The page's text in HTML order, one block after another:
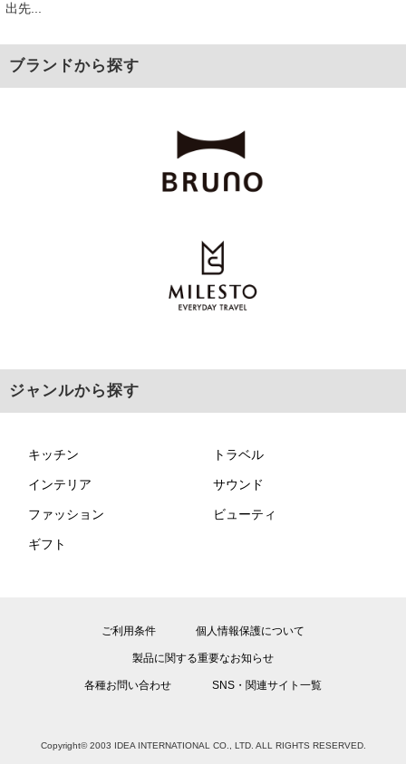
出先...
ブランドから探す
ジャンルから探す
キッチン トラベル
インテリア サウンド
ファッション ビューティ
ギフト
ご利用条件 個人情報保護について
製品に関する重要なお知らせ
各種お問い合わせ SNS・関連サイト一覧
Copyright© 2003 IDEA INTERNATIONAL CO., LTD. ALL RIGHTS RESERVED.